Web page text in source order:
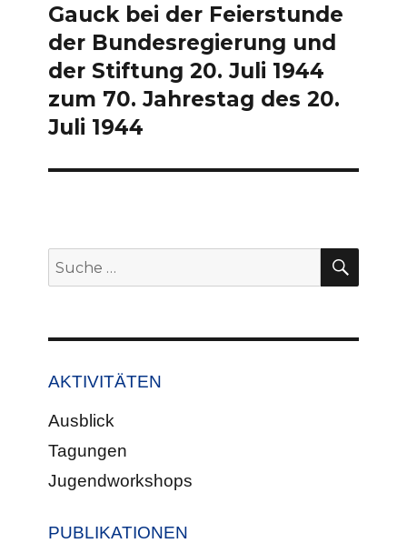
Beitrag:
Gauck bei der Feierstunde
der Bundesregierung und
der Stiftung 20. Juli 1944
zum 70. Jahrestag des 20.
Juli 1944
Suche
nach:
AKTIVITÄTEN
Ausblick
Tagungen
Jugendworkshops
PUBLIKATIONEN